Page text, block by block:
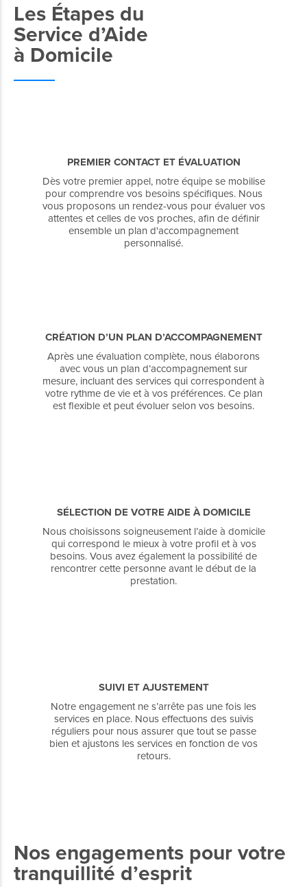
Les Étapes du
Service d’Aide
à Domicile
PREMIER CONTACT ET ÉVALUATION
Dès votre premier appel, notre équipe se mobilise
pour comprendre vos besoins spécifiques. Nous
vous proposons un rendez-vous pour évaluer vos
attentes et celles de vos proches, afin de définir
ensemble un plan d'accompagnement
personnalisé.
CRÉATION D’UN PLAN D’ACCOMPAGNEMENT
Après une évaluation complète, nous élaborons
avec vous un plan d’accompagnement sur
mesure, incluant des services qui correspondent à
votre rythme de vie et à vos préférences. Ce plan
est flexible et peut évoluer selon vos besoins.
SÉLECTION DE VOTRE AIDE À DOMICILE
Nous choisissons soigneusement l’aide à domicile
qui correspond le mieux à votre profil et à vos
besoins. Vous avez également la possibilité de
rencontrer cette personne avant le début de la
prestation.
SUIVI ET AJUSTEMENT
Notre engagement ne s’arrête pas une fois les
services en place. Nous effectuons des suivis
réguliers pour nous assurer que tout se passe
bien et ajustons les services en fonction de vos
retours.
Nos engagements pour votre
tranquillité d’esprit